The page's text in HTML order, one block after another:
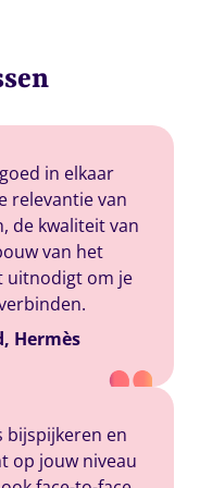
in elkaar
relevantie van
de kwaliteit van
van het
uitnodigt om je
Hermès
bijspijkeren en
op jouw niveau